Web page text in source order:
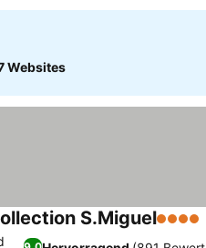
Websites
S.Miguel4 Sterne